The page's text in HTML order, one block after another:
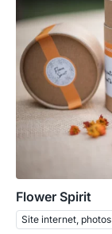
Flower Spirit
Site internet, photos